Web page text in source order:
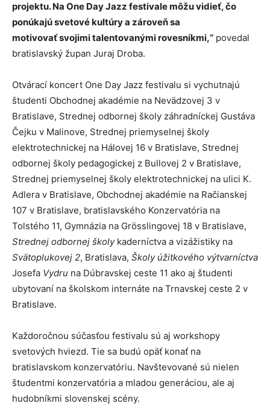
projektu.Na One Day Jazz festivale môžu vidieť, čo
ponúkajú svetové kultúry a zároveň sa
motivovať svojimi talentovanými rovesníkmi,“ povedal
bratislavský župan Juraj Droba.
Otvárací koncert One Day Jazz festivalu si vychutnajú
študenti Obchodnej akadémie na Nevädzovej 3 v
Bratislave, Strednej odbornej školy záhradníckej Gustáva
Čejku v Malinove, Strednej priemyselnej školy
elektrotechnickej na Hálovej 16 v Bratislave, Strednej
odbornej školy pedagogickej z Bullovej 2 v Bratislave,
Strednej priemyselnej školy elektrotechnickej na ulici K.
Adlera v Bratislave, Obchodnej akadémie na Račianskej
107 v Bratislave, bratislavského Konzervatória na
Tolstého 11, Gymnázia na Grösslingovej 18 v Bratislave,
Strednej odbornej školykaderníctva a vizážistiky na
Svätoplukovej 2, Bratislava, Školy úžitkového výtvarníctva
Josefa Vydru na Dúbravskej ceste 11 ako aj študenti
ubytovaní na školskom internáte na Trnavskej ceste 2 v
Bratislave.
Každoročnou súčasťou festivalu sú aj workshopy
svetových hviezd. Tie sa budú opäť konať na
bratislavskom konzervatóriu. Navštevované sú nielen
študentmi konzervatória a mladou generáciou, ale aj
hudobníkmi slovenskej scény.